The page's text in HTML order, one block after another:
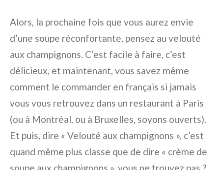
Alors, la prochaine fois que vous aurez envie
d’une soupe réconfortante, pensez au velouté
aux champignons. C’est facile à faire, c’est
délicieux, et maintenant, vous savez même
comment le commander en français si jamais
vous vous retrouvez dans un restaurant à Paris
(ou à Montréal, ou à Bruxelles, soyons ouverts).
Et puis, dire « Velouté aux champignons », c’est
quand même plus classe que de dire « crème de
soupe aux champignons », vous ne trouvez pas ?